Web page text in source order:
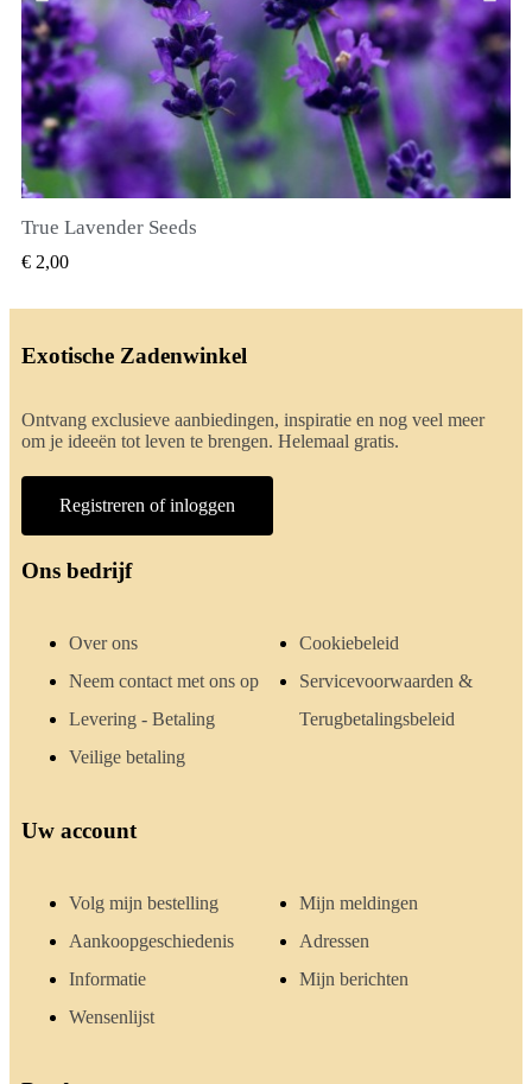
True Lavender Seeds
€ 2,00
Exotische Zadenwinkel
Ontvang exclusieve aanbiedingen, inspiratie en nog veel meer
om je ideeën tot leven te brengen. Helemaal gratis.
Registreren of inloggen
Ons bedrijf
Over ons
Neem contact met ons op
Levering - Betaling
Veilige betaling
Cookiebeleid
Servicevoorwaarden &
Terugbetalingsbeleid
Uw account
Volg mijn bestelling
Aankoopgeschiedenis
Informatie
Wensenlijst
Mijn meldingen
Adressen
Mijn berichten